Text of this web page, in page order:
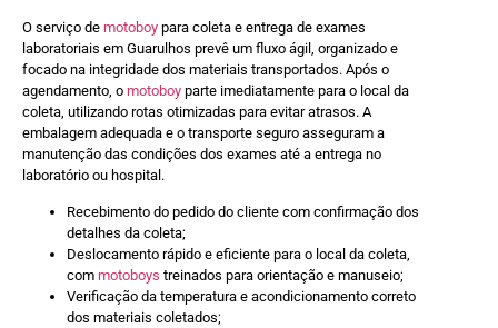
O serviço de motoboy para coleta e entrega de exames
laboratoriais em Guarulhos prevê um fluxo ágil, organizado e
focado na integridade dos materiais transportados. Após o
agendamento, o motoboy parte imediatamente para o local da
coleta, utilizando rotas otimizadas para evitar atrasos. A
embalagem adequada e o transporte seguro asseguram a
manutenção das condições dos exames até a entrega no
laboratório ou hospital.
Recebimento do pedido do cliente com confirmação dos
detalhes da coleta;
Deslocamento rápido e eficiente para o local da coleta,
com motoboys treinados para orientação e manuseio;
Verificação da temperatura e acondicionamento correto
dos materiais coletados;